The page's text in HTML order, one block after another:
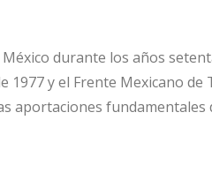
durante los años
1977 y el Frente Mexicano
aportaciones